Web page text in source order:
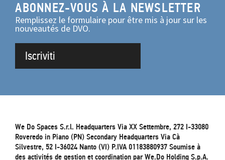
ABONNEZ-VOUS À LA NEWSLETTER
Remplissez le formulaire pour être mis à jour sur les
nouveautés de DVO.
Iscriviti
We Do Spaces S.r.l. Headquarters Via XX Settembre, 272 I-33080
Roveredo in Piano (PN) Secondary Headquarters Via Cà
Silvestre, 52 I-36024 Nanto (VI) P.IVA 01183880937 Soumise à
des activités de gestion et coordination par We.Do Holding S.p.A.